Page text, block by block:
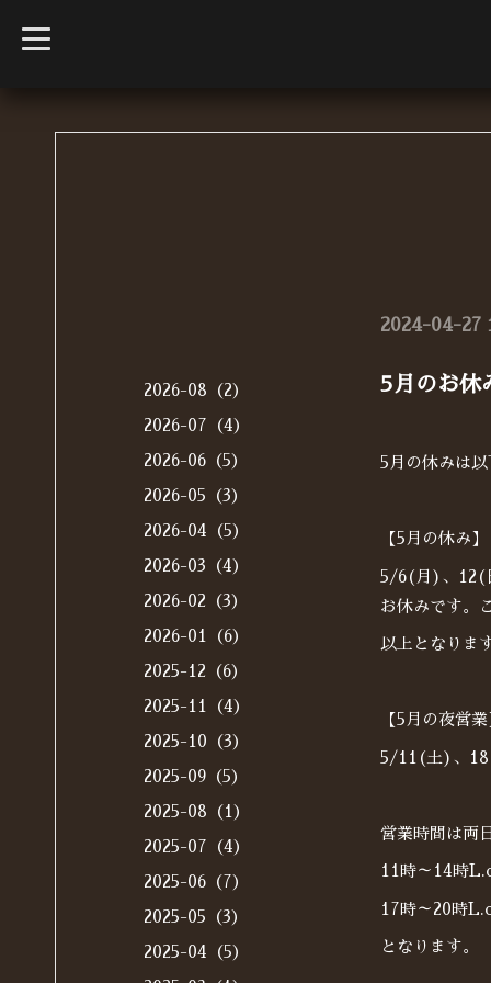
t
o
2024-04-27
5月のお休
5月の休みは
【5月の休み】
5/6(月)、12(
お休みです。
以上となりま
【5月の夜営
5/11(土)、
営業時間は両
11時～14時
17時～20時
となります。
2026-08（2）
2026-07（4）
2026-06（5）
2026-05（3）
2026-04（5）
2026-03（4）
2026-02（3）
2026-01（6）
2025-12（6）
2025-11（4）
2025-10（3）
2025-09（5）
2025-08（1）
2025-07（4）
2025-06（7）
2025-05（3）
2025-04（5）